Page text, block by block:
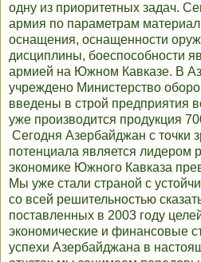
одну из приоритетных задач.
армия по параметрам
оснащения, оснащенности
дисциплины, боеспособности
армией на Южном Кавказе. В
учреждено Министерство
введены в строй предприятия
уже производится продукция
Сегодня Азербайджан с точки
потенциала является лидером
экономике Южного Кавказа
Мы уже стали страной с
со всей решительностью
поставленных в 2003 году
экономические и финансовые
успехи Азербайджана в